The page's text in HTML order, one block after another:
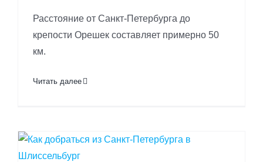
Расстояние от Санкт-Петербурга до
крепости Орешек составляет примерно 50
км.
Читать далее